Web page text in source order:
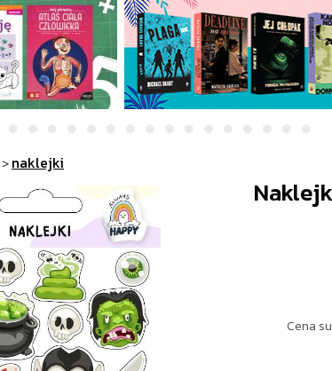
>naklejki
Cena